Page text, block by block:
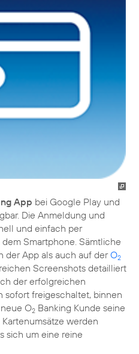
App bei Google Play und
Die Anmeldung und
und einfach per
Smartphone. Sämtliche
der App als auch auf derO2
Screenshots detailliert
der erfolgreichen
sofort freigeschaltet, binnen
O2 Banking Kunde seine
. Kartenumsätze werden
sich um eine reine